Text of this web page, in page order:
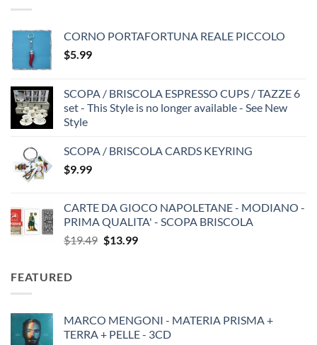
CORNO PORTAFORTUNA REALE PICCOLO
$5.99
SCOPA / BRISCOLA ESPRESSO CUPS / TAZZE 6
set - This Style is no longer available - See New
Style
SCOPA / BRISCOLA CARDS KEYRING
$9.99
CARTE DA GIOCO NAPOLETANE - MODIANO -
PRIMA QUALITA' - SCOPA BRISCOLA
$19.49 Original
$13.99Current
FEATURED
MARCO MENGONI - MATERIA PRISMA +
TERRA + PELLE - 3CD